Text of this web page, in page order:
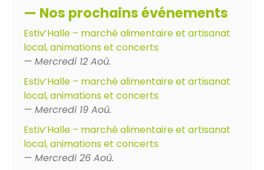
— Nos prochains événements
Estiv’Halle – marché alimentaire et artisanat
local, animations et concerts
— Mercredi 12 Aoû.
Estiv’Halle – marché alimentaire et artisanat
local, animations et concerts
— Mercredi 19 Aoû.
Estiv’Halle – marché alimentaire et artisanat
local, animations et concerts
— Mercredi 26 Aoû.